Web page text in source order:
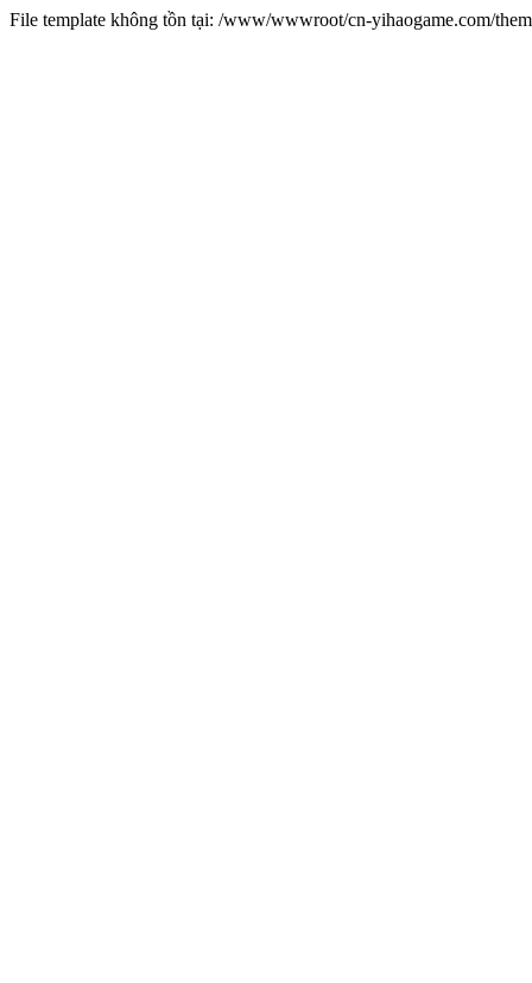
File template không tồn tại: /www/wwwroot/cn-yihaogame.com/